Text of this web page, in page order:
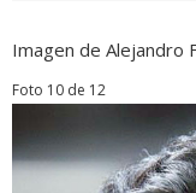
Imagen de Alejandro
Foto 10 de 12